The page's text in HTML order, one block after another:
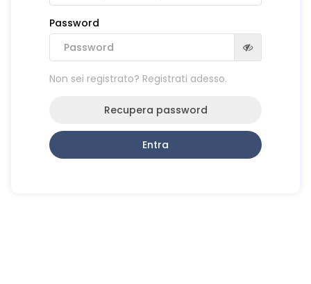
Password
Non sei registrato? Registrati adesso.
Recupera password
Entra